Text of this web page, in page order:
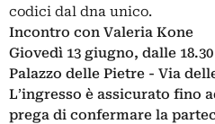
codici dal dna unico.
Incontro con Valeria Kone
Giovedì 13 giugno, dalle 18.30
Palazzo delle Pietre - Via
L’ingresso è assicurato fino
prega di confermare la